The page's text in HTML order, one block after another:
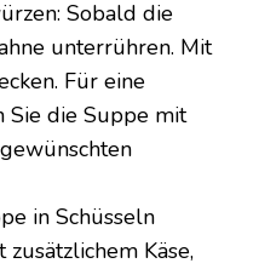
Sobald die
unterrühren. Mit
Für eine
Sie die Suppe mit
in Schüsseln
Käse,